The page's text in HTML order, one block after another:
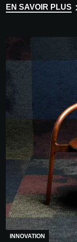
EN SAVOIR PLUS
INNOVATION